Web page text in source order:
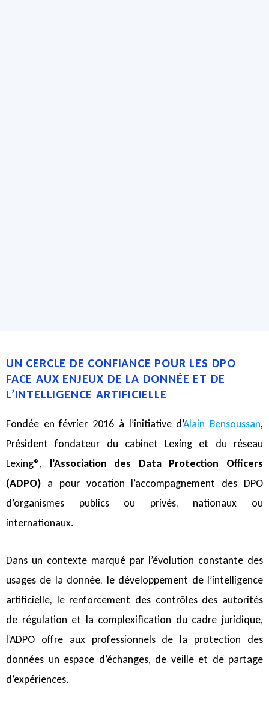
UN CERCLE DE CONFIANCE POUR LES DPO
FACE AUX ENJEUX DE LA DONNÉE ET DE
L’INTELLIGENCE ARTIFICIELLE
Fondée en février 2016 à l’initiative d’Alain Bensoussan,
Président fondateur du cabinet Lexing et du réseau
Lexing®, l’Association des Data Protection Officers
(ADPO) a pour vocation l’accompagnement des DPO
d’organismes publics ou privés, nationaux ou
internationaux.
Dans un contexte marqué par l’évolution constante des
usages de la donnée, le développement de l’intelligence
artificielle, le renforcement des contrôles des autorités
de régulation et la complexification du cadre juridique,
l’ADPO offre aux professionnels de la protection des
données un espace d’échanges, de veille et de partage
d’expériences.